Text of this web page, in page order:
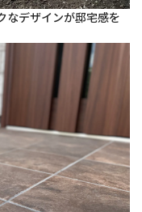
なデザインが邸宅感を